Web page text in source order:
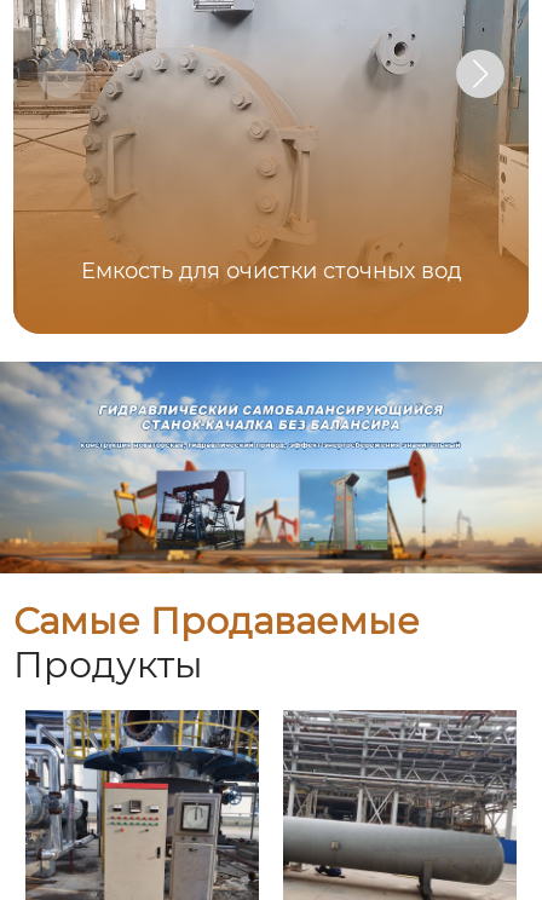
Емкость для очистки сточных вод
Самые Продаваемые
Продукты